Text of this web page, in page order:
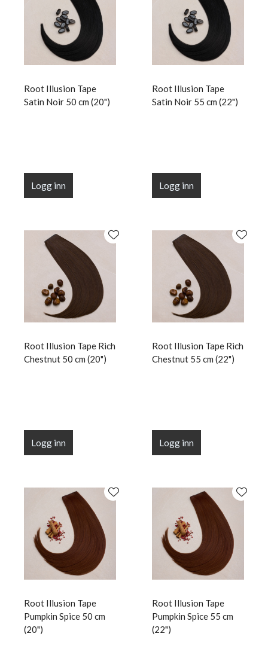
Root Illusion Tape
Satin Noir 50 cm (20")
Logg inn
Root Illusion Tape
Satin Noir 55 cm (22")
Logg inn
Root Illusion Tape Rich
Chestnut 50 cm (20")
Logg inn
Root Illusion Tape Rich
Chestnut 55 cm (22")
Logg inn
Root Illusion Tape
Pumpkin Spice 50 cm
(20")
Root Illusion Tape
Pumpkin Spice 55 cm
(22")